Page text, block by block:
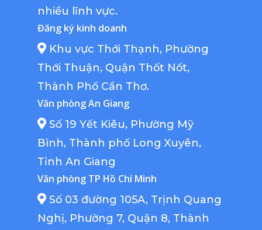
nhiều lĩnh vực.
Đăng ký kinh doanh
Khu vực Thới Thạnh, Phường
Thới Thuận, Quận Thốt Nốt,
Thành Phố Cần Thơ.
Văn phòng An Giang
Số 19 Yết Kiêu, Phường Mỹ
Bình, Thành phố Long Xuyên,
Tỉnh An Giang
Văn phòng TP Hồ Chí Minh
Số 03 đường 105A, Trịnh Quang
Nghị, Phường 7, Quận 8, Thành